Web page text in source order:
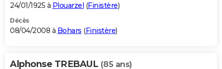
24/01/1925 à Plouarzel (Finistère)
Décès
08/04/2008 à Bohars (Finistère)
Alphonse TREBAUL (85 ans)